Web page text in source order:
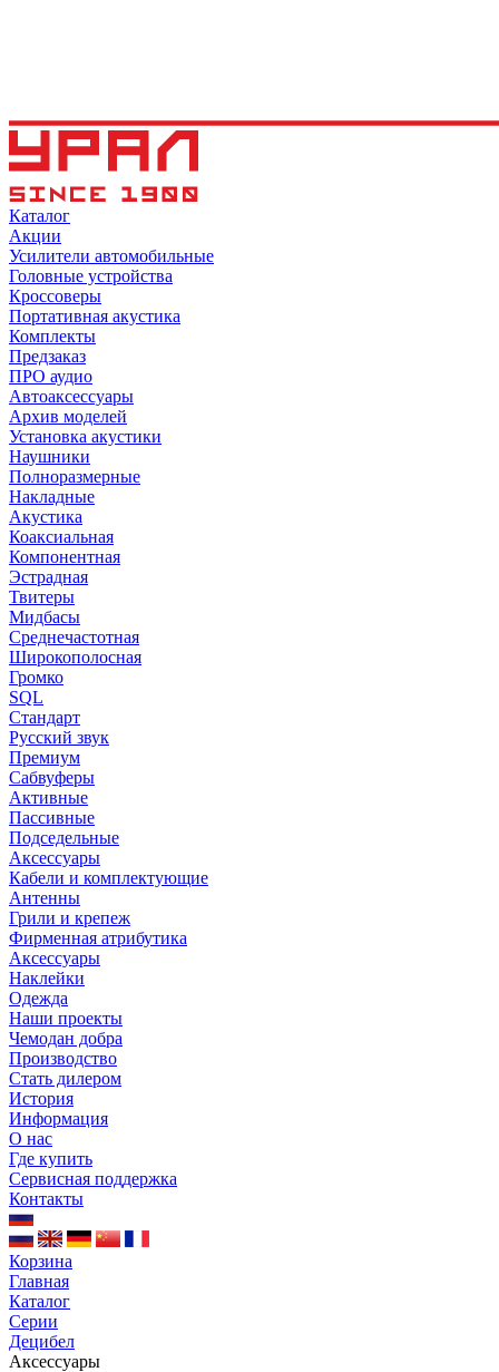
Каталог
Акции
Усилители автомобильные
Головные устройства
Кроссоверы
Портативная акустика
Комплекты
Предзаказ
ПРО аудио
Автоаксессуары
Архив моделей
Установка акустики
Наушники
Полноразмерные
Накладные
Акустика
Коаксиальная
Компонентная
Эстрадная
Твитеры
Мидбасы
Среднечастотная
Широкополосная
Громко
SQL
Стандарт
Русский звук
Премиум
Сабвуферы
Активные
Пассивные
Подседельные
Аксессуары
Кабели и комплектующие
Антенны
Грили и крепеж
Фирменная атрибутика
Аксессуары
Наклейки
Одежда
Наши проекты
Чемодан добра
Производство
Стать дилером
История
Информация
О нас
Где купить
Сервисная поддержка
Контакты
Корзина
Главная
Каталог
Серии
Децибел
Аксессуары